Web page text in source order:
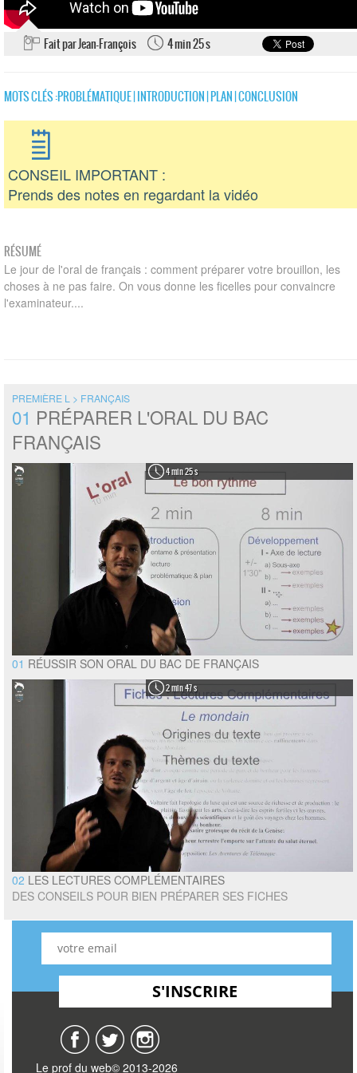
Fait par Jean-François 4 min 25 s
MOTS CLÉS :PROBLÉMATIQUE|INTRODUCTION|PLAN|CONCLUSION
CONSEIL IMPORTANT :
Prends des notes en regardant la vidéo
RÉSUMÉ
Le jour de l'oral de français : comment préparer votre brouillon, les
choses à ne pas faire. On vous donne les ficelles pour convaincre
l'examinateur....
PREMIÈRE L > FRANÇAIS
01 PRÉPARER L'ORAL DU BAC
FRANÇAIS
4 min 25 s
01 RÉUSSIR SON ORAL DU BAC DE FRANÇAIS
2 min 47 s
02 LES LECTURES COMPLÉMENTAIRES
DES CONSEILS POUR BIEN PRÉPARER SES FICHES
Le prof du web© 2013-2026